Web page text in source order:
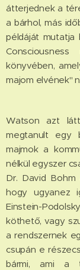
átterjednek a
a bárhol, más
példáját mutatja
könyvében,
majom
Watson azt
megtanult egy
majmok a
nélkül egyszer
Dr. David Bohm
hogy ugyanez
Einstein-
köthető, vagy
a rendszernek
csupán e
bármi, ami a